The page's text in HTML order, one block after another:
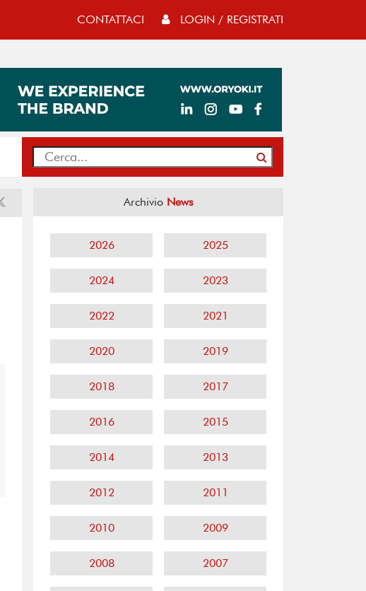
CONTATTACI LOGIN / REGISTRATI
Archivio News
2026 2025
2024 2023
2022 2021
2020 2019
2018 2017
2016 2015
2014 2013
2012 2011
2010 2009
2008 2007